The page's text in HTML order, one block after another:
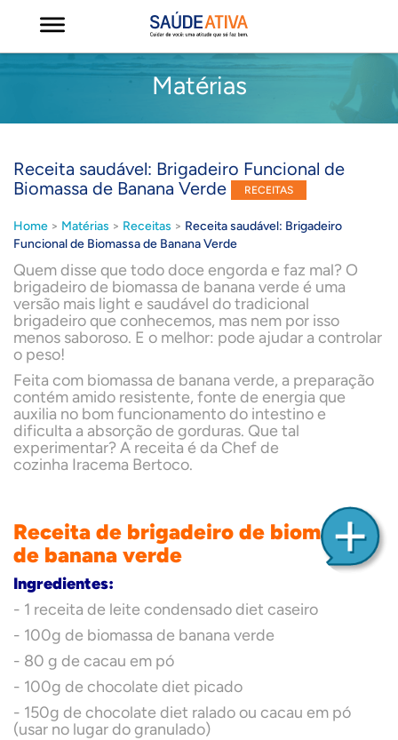
Matérias
Receita saudável: Brigadeiro Funcional de
Biomassa de Banana Verde
RECEITAS
Home > Matérias > Receitas > Receita saudável: Brigadeiro
Funcional de Biomassa de Banana Verde
Quem disse que todo doce engorda e faz mal? O
brigadeiro de biomassa de banana verde é uma
versão mais light e saudável do tradicional
brigadeiro que conhecemos, mas nem por isso
menos saboroso. E o melhor: pode ajudar a controlar
o peso!
Feita com biomassa de banana verde, a preparação
contém amido resistente, fonte de energia que
auxilia no bom funcionamento do intestino e
dificulta a absorção de gorduras. Que tal
experimentar? A receita é da Chef de
cozinha Iracema Bertoco.
Receita de brigadeiro de biomassa
de banana verde
Ingredientes:
- 1 receita de leite condensado diet caseiro
- 100g de biomassa de banana verde
- 80 g de cacau em pó
- 100g de chocolate diet picado
- 150g de chocolate diet ralado ou cacau em pó
(usar no lugar do granulado)